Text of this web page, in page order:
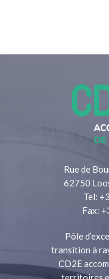
Rue de
62750
Tel:
Fax:
Pôle
transition à
CD2E